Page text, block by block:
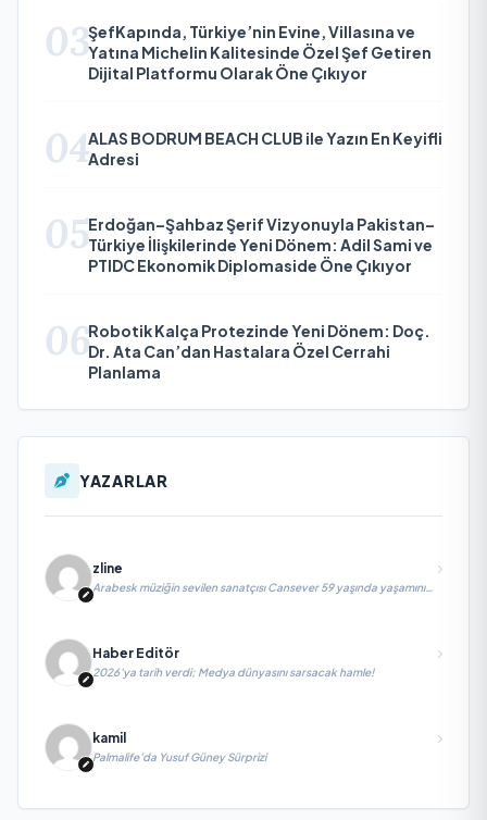
03ŞefKapında, Türkiye’nin Evine, Villasına ve
Yatına Michelin Kalitesinde Özel Şef Getiren
Dijital Platformu Olarak Öne Çıkıyor
04ALAS BODRUM BEACH CLUB ile Yazın En Keyifli
Adresi
05Erdoğan–Şahbaz Şerif Vizyonuyla Pakistan–
Türkiye İlişkilerinde Yeni Dönem: Adil Sami ve
PTIDC Ekonomik Diplomaside Öne Çıkıyor
06Robotik Kalça Protezinde Yeni Dönem: Doç.
Dr. Ata Can’dan Hastalara Özel Cerrahi
Planlama
YAZARLAR
zline
Arabesk müziğin sevilen sanatçısı Cansever 59 yaşında yaşamını
Haber Editör
2026’ya tarih verdi; Medya dünyasını sarsacak hamle!
kamil
Palmalife’da Yusuf Güney Sürprizi